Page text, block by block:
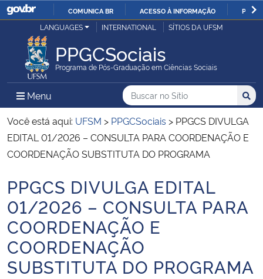
IR
O
COMUNICA BR ACESSO À INFORMAÇÃO
Ministério da Justiça e Segurança Pública
Ministério da Defesa
Ministério das Relações Exteriores
Ministério da Economia
Ministério da Infraestrutura
Ministério da Agricultura, Pecuária e Abastecimento
Ministério da Educação
Ministério da Cidadania
LANGUAGES INTERNATIONAL SÍTIOS DA UFSM
PPGCSociais
Programa de Pós-Graduação em Ciências Sociais
Menu Menu Principal do Sítio
Busca
Buscar no no Sítio
Busca:
Você está aqui: UFSM > PPGCSociais > PPGCS DIVULGA
EDITAL 01/2026 – CONSULTA PARA COORDENAÇÃO E
COORDENAÇÃO SUBSTITUTA DO PROGRAMA
Início do conteúdo
PPGCS DIVULGA EDITAL
01/2026 – CONSULTA PARA
COORDENAÇÃO E
COORDENAÇÃO
SUBSTITUTA DO PROGRAMA